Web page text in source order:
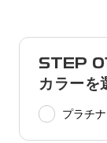
STEP
カラーを
プラチナ